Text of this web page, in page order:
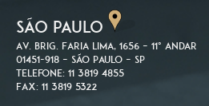
SÃO PAULO
Av. Brig. Faria Lima, 1656 – 11º andar
01451-918 – São Paulo – SP
Telefone: 11 3819 4855
Fax: 11 3819 5322